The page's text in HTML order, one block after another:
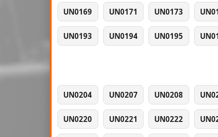
UN0169 UN0171 UN0173
UN0193 UN0194 UN0195
UN0204 UN0207 UN0208
UN0220 UN0221 UN0222